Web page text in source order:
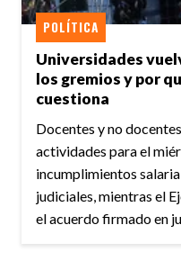
Universidades
los gremios y por
cuestiona
POLÍTICA
Docentes y no
actividades para el
incumplimientos
judiciales, mientras el
el acuerdo firmado en